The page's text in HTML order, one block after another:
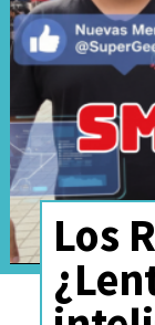
Síguenos:
Los